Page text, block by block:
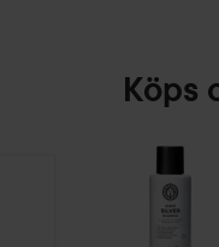
Köps